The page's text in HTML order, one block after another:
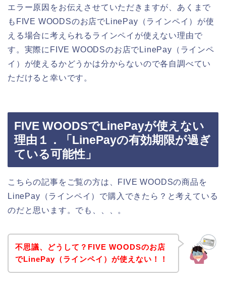
エラー原因をお伝えさせていただきますが、あくまで
もFIVE WOODSのお店でLinePay（ラインペイ）が使
える場合に考えられるラインペイが使えない理由で
す。実際にFIVE WOODSのお店でLinePay（ラインペ
イ）が使えるかどうかは分からないので各自調べてい
ただけると幸いです。
FIVE WOODSでLinePayが使えない
理由１．「LinePayの有効期限が過ぎ
ている可能性」
こちらの記事をご覧の方は、FIVE WOODSの商品を
LinePay（ラインペイ）で購入できたら？と考えている
のだと思います。でも、、、。
不思議、どうして？FIVE WOODSのお店
でLinePay（ラインペイ）が使えない！！